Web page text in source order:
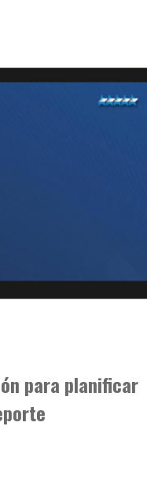
para planificar